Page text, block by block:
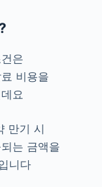
은
비용을
요
만기 시
는 금액을
니다